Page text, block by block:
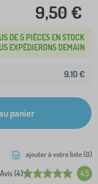
9,50 €
DE 5 PIÈCES EN STOCK
EXPÉDIERONS DEMAIN
9,10 €
panier
Avis (4) 4.5
ajouter à votre liste (0)